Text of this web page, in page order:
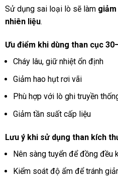
Sử dụng sai loại lò sẽ làm
nhiên liệu.
Ưu điểm khi dùng than cục
Cháy lâu, giữ nhiệt ổn định
Giảm hao hụt rơi vãi
Phù hợp với lò ghi truyền
Giảm tần suất cấp liệu
Lưu ý khi sử dụng than kích
Nên sàng tuyển để đồng đều
Kiểm soát độ ẩm để tránh